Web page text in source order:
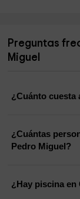
Preguntas
Miguel
¿Cuánto cuesta
¿Cuántas
Pedro Miguel?
¿Hay piscina en